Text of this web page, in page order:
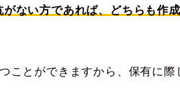
ない方であれば、どちらも作成
ことができますから、保有に際